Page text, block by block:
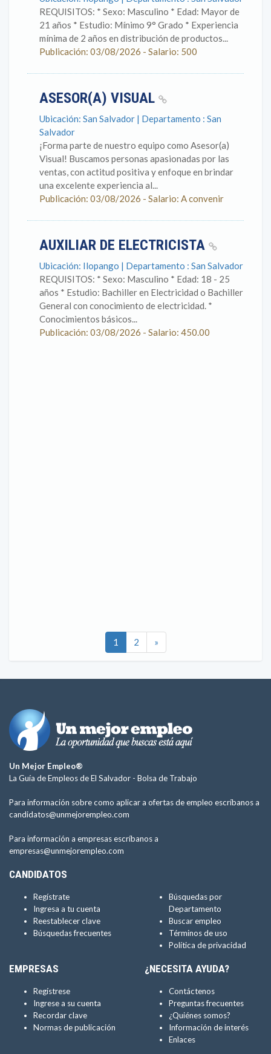
REQUISITOS: * Sexo: Masculino * Edad: Mayor de
21 años * Estudio: Mínimo 9° Grado * Experiencia
mínima de 2 años en distribución de productos...
Publicación: 03/08/2026 - Salario: 500
ASESOR(A) VISUAL
Ubicación: San Salvador | Departamento : San
Salvador
¡Forma parte de nuestro equipo como Asesor(a)
Visual! Buscamos personas apasionadas por las
ventas, con actitud positiva y enfoque en brindar
una excelente experiencia al...
Publicación: 03/08/2026 - Salario: A convenir
AUXILIAR DE ELECTRICISTA
Ubicación: Ilopango | Departamento : San Salvador
REQUISITOS: * Sexo: Masculino * Edad: 18 - 25
años * Estudio: Bachiller en Electricidad o Bachiller
General con conocimiento de electricidad. *
Conocimientos básicos...
Publicación: 03/08/2026 - Salario: 450.00
1 2 »
Un Mejor Empleo®
La Guía de Empleos de El Salvador - Bolsa de Trabajo
Para información sobre como aplicar a ofertas de empleo escríbanos a
candidatos@unmejorempleo.com
Para información a empresas escríbanos a
empresas@unmejorempleo.com
CANDIDATOS
Regístrate
Ingresa a tu cuenta
Reestablecer clave
Búsquedas frecuentes
Búsquedas por
Departamento
Buscar empleo
Términos de uso
Política de privacidad
EMPRESAS
Regístrese
Ingrese a su cuenta
Recordar clave
Normas de publicación
¿NECESITA AYUDA?
Contáctenos
Preguntas frecuentes
¿Quiénes somos?
Información de interés
Enlaces